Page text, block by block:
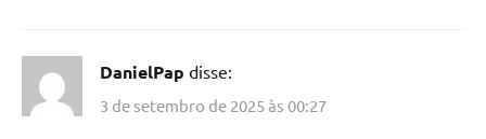
DanielPap disse:
3 de setembro de 2025 às 00:27